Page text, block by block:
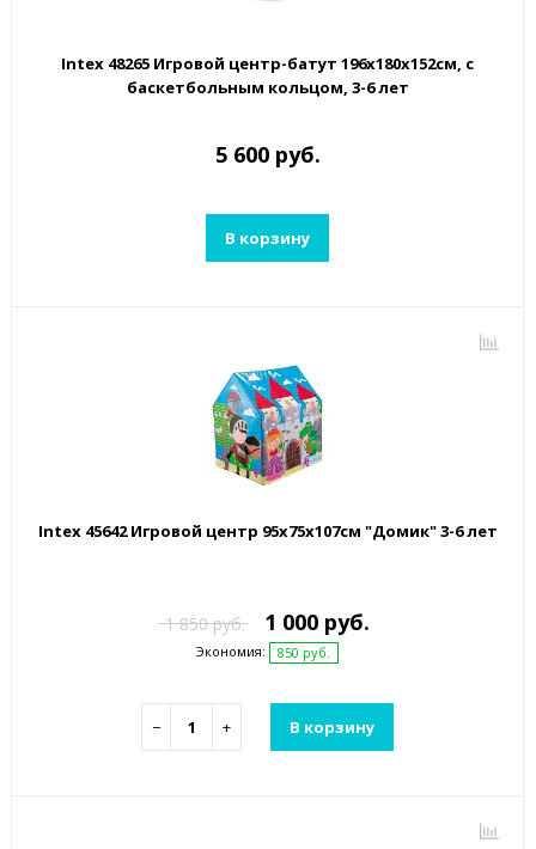
Intex 48265 Игровой центр-батут 196х180х152см, с
баскетбольным кольцом, 3-6 лет
5 600 руб.
В корзину
Intex 45642 Игровой центр 95х75х107см "Домик" 3-6 лет
1 850 руб. 1 000 руб.
Экономия: 850 руб.
− + В корзину